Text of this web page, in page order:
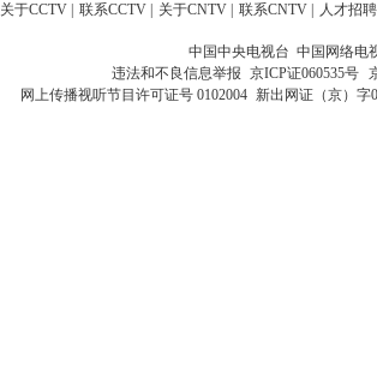
关于CCTV 联系CCTV 关于CNTV 联系CNTV 人才招聘
中国中央电视台 中国网络电
违法和不良信息举报 京ICP证060535号
网上传播视听节目许可证号 0102004 新出网证（京）